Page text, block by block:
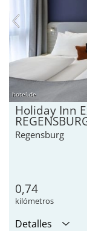
hotel.de
Holiday Inn
Regensburg
0,74
kilómetros
Detalles